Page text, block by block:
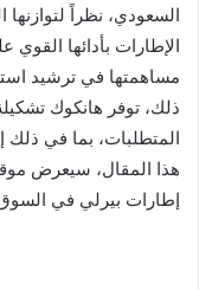
السعودي، نظراً لتوازنها
الإطارات بأدائها
مساهمتها في ترشيد
ذلك، توفر هانكوك
المتطلبات، بما في ذلك
هذا المقال، سيعرض
إطارات بيرلي في السوق